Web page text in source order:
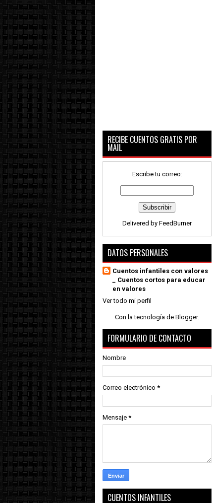
RECIBE CUENTOS GRATIS POR
MAIL
Escribe tu correo:
Delivered by FeedBurner
DATOS PERSONALES
Cuentos infantiles con valores
_ Cuentos cortos para educar
en valores
Ver todo mi perfil
Con la tecnología de Blogger.
FORMULARIO DE CONTACTO
Nombre
Correo electrónico *
Mensaje *
CUENTOS INFANTILES